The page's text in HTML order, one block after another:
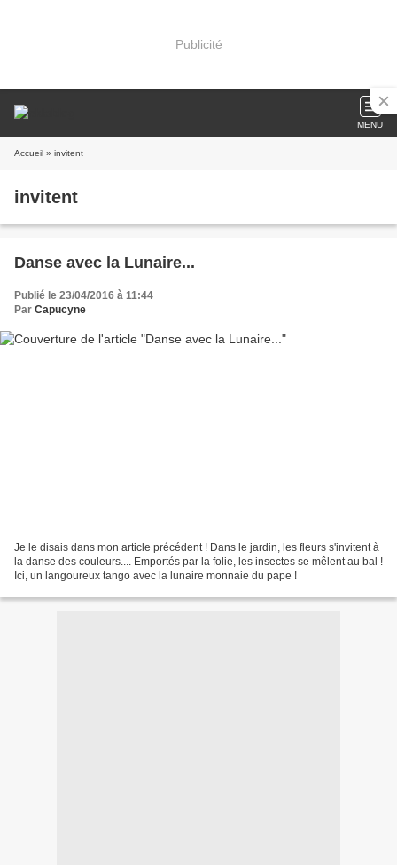
Publicité
MENU
Accueil » invitent
invitent
Danse avec la Lunaire...
Publié le 23/04/2016 à 11:44
Par Capucyne
Je le disais dans mon article précédent ! Dans le jardin, les fleurs s'invitent à
la danse des couleurs.... Emportés par la folie, les insectes se mêlent au bal !
Ici, un langoureux tango avec la lunaire monnaie du pape !